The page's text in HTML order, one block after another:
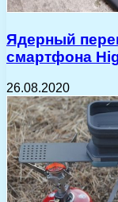
Ядерный
смартфона
26.08.2020